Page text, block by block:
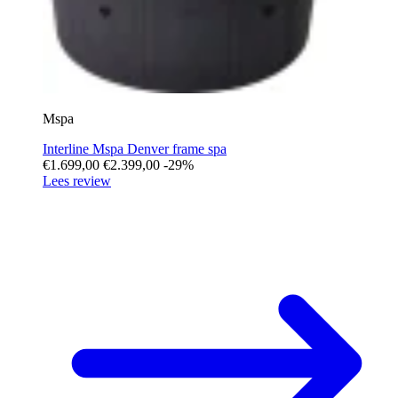
Mspa
Interline Mspa Denver frame spa
€1.699,00 €2.399,00 -29%
Lees review